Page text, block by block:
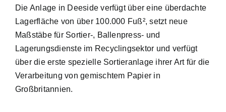
Die Anlage in Deeside verfügt über eine überdachte
Lagerfläche von über 100.000 Fuß², setzt neue
Maßstäbe für Sortier-, Ballenpress- und
Lagerungsdienste im Recyclingsektor und verfügt
über die erste spezielle Sortieranlage ihrer Art für die
Verarbeitung von gemischtem Papier in
Großbritannien.